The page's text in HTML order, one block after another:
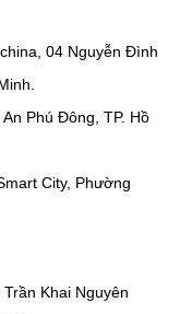
04 Nguyễn Đình
Phú Đông, TP. Hồ
City, Phường
Khai Nguyên